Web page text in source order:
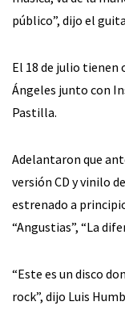
público”, dijo el
El 18 de julio tienen
Ángeles junto con
Pastilla.
Adelantaron que
versión CD y vinilo
estrenado a
“Angustias”, “La
“Este es un disco
rock”, dijo Luis